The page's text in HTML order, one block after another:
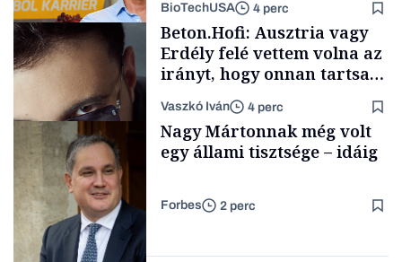
Energia
Content Lab HUB
BioTechUSA 4 perc
Forbes-sztori
Beton.Hofi: Ausztria vagy
Erdély felé vettem volna az
irányt, hogy onnan tartsam
lélegeztetőgépen a magyar
zenét
Vaszkó Iván 4 perc
Nagy Mártonnak még volt
egy állami tisztsége – idáig
Forbes 2 perc